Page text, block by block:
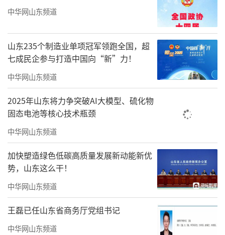
据了解，上海国正已成为失信被执行人。
该公司2024年1月被上海市长宁区人民法院立案
执行，涉案总金额3084.39万元，该公司的履行
情况为“全部未履行”，失信被执行人行为具
体情形为“有履行能力而拒不履行生效法律文
书确定义务”。该公司现存3条被执行人信息，
被执行总金额高达17.20亿元。该公司及其法定
代表人刘巨涛10次被法院限制高消费，涉案总
金额7.65亿元。
中华网山东频道
山东235个制造业单项冠军领跑全国，超
七成民企参与打造中国向“新”力！
中华网山东频道
2025年山东将力争突破AI大模型、硫化物
固态电池等核心技术瓶颈
中华网山东频道
加快塑造绿色低碳高质量发展新动能新优
势，山东这么干！
中华网山东频道
王磊已任山东省商务厅党组书记
中华网山东频道